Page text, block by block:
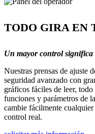
TODO GIRA EN
Un mayor control
Nuestras prensas de ajuste
seguridad avanzado con
gráficos fáciles de leer,
funciones y parámetros de
cambie fácilmente
control real.